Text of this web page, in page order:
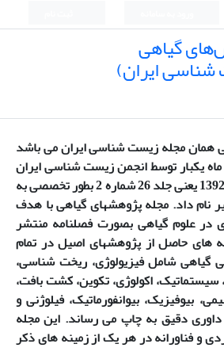
گیاهی
ایران)
همان مجله زیست شناسی ایران می باشد
1374 هر سه ماه یکبار توسط انجمن زیست شناسی ایران
منتشر می شد و از سال 1392 یعنی جلد 26 شماره 2 بطور تخصصی به
نام داد. مجله پژوهشهای گیاهی با هدف
در علوم گیاهی بصورت فصلنامه منتشر
های حاصل از پژوهشهای اصیل در تمام
شامل فیزیولوژی، ریخت شناسی،
سیستماتیک، اکولوژی، تکوین، کشت بافت،
بیوفیزیک، بیوانفورماتیک، فیلوژنی و
دقیق به چاپ می­ رساند. این مجله
و فناورانه در هر یک از زمینه­ های ذکر